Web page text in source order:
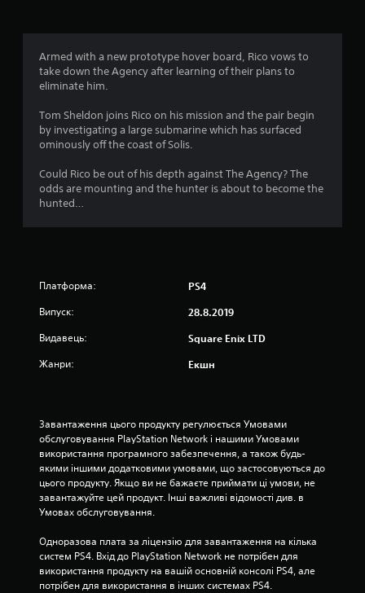
4
4
з
’
о
к
н
а
о
Armed with a new prototype hover board, Rico vows to
take down the Agency after learning of their plans to
eliminate him.
Tom Sheldon joins Rico on his mission and the pair begin
by investigating a large submarine which has surfaced
ominously off the coast of Solis.
Could Rico be out of his depth against The Agency? The
odds are mounting and the hunter is about to become the
hunted…
Платформа: PS4
Випуск: 28.8.2019
Видавець: Square Enix LTD
Жанри: Екшн
Завантаження цього продукту регулюється Умовами
обслуговування PlayStation Network і нашими Умовами
використання програмного забезпечення, а також будь-
якими іншими додатковими умовами, що застосовуються до
цього продукту. Якщо ви не бажаєте приймати ці умови, не
завантажуйте цей продукт. Інші важливі відомості див. в
Умовах обслуговування.
Одноразова плата за ліцензію для завантаження на кілька
систем PS4. Вхід до PlayStation Network не потрібен для
використання продукту на вашій основній консолі PS4, але
потрібен для використання в інших системах PS4.